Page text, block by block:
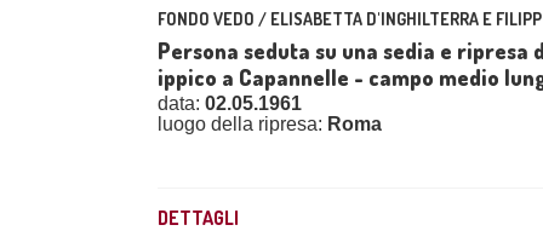
FONDO VEDO / ELISABETTA D'INGHILTERRA E
Persona seduta su una sedia e ripresa
ippico a Capannelle - campo medio
data: 02.05.1961
luogo della ripresa: Roma
DETTAGLI